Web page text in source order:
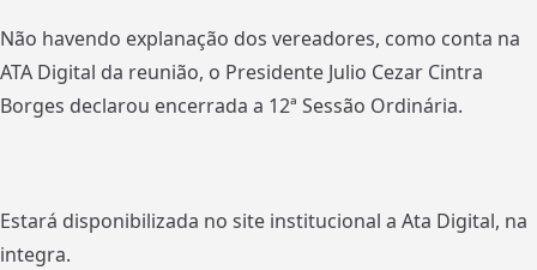
Não havendo explanação dos vereadores, como conta na
ATA Digital da reunião, o Presidente Julio Cezar Cintra
Borges declarou encerrada a 12ª Sessão Ordinária.
Estará disponibilizada no site institucional a Ata Digital, na
integra.